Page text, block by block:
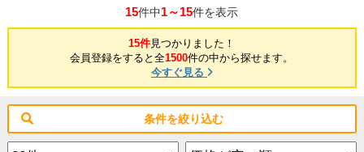
15件中1～15件を表示
15件見つかりました！
会員登録をすると全1500件の中から探せます。
今すぐ見る
条件を絞り込む